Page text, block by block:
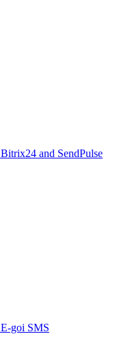
Bitrix24 and SendPulse
E-goi SMS